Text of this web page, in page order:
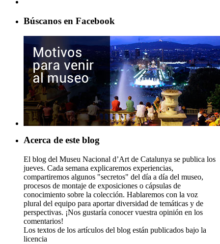
Búscanos en Facebook
Acerca de este blog
El blog del Museu Nacional d’Art de Catalunya se publica los
jueves. Cada semana explicaremos experiencias,
compartiremos algunos "secretos" del día a día del museo,
procesos de montaje de exposiciones o cápsulas de
conocimiento sobre la colección. Hablaremos con la voz
plural del equipo para aportar diversidad de temáticas y de
perspectivas. ¡Nos gustaría conocer vuestra opinión en los
comentarios!
Los textos de los artículos del blog están publicados bajo la
licencia